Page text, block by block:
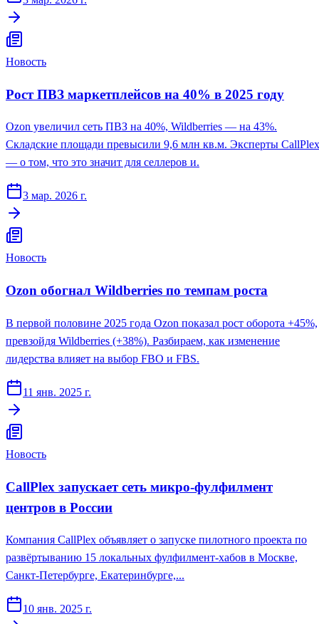
Новость
Рост ПВЗ маркетплейсов на 40% в 2025 году
Ozon увеличил сеть ПВЗ на 40%, Wildberries — на 43%.
Складские площади превысили 9,6 млн кв.м. Эксперты CallPlex
— о том, что это значит для селлеров и.
3 мар. 2026 г.
Новость
Ozon обогнал Wildberries по темпам роста
В первой половине 2025 года Ozon показал рост оборота +45%,
превзойдя Wildberries (+38%). Разбираем, как изменение
лидерства влияет на выбор FBO и FBS.
11 янв. 2025 г.
Новость
CallPlex запускает сеть микро-фулфилмент
центров в России
Компания CallPlex объявляет о запуске пилотного проекта по
развёртыванию 15 локальных фулфилмент-хабов в Москве,
Санкт-Петербурге, Екатеринбурге,...
10 янв. 2025 г.